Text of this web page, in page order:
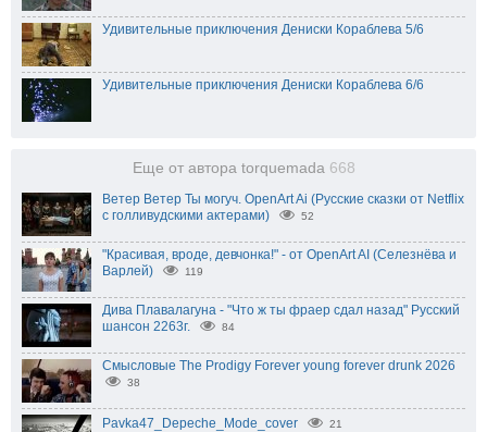
Удивительные приключения Дениски Кораблева 5/6
Удивительные приключения Дениски Кораблева 6/6
Еще от автора torquemada 668
Ветер Ветер Ты могуч. OpenArt Ai (Русские сказки от Netflix
с голливудскими актерами)
52
"Красивая, вроде, девчонка!" - от OpenArt AI (Селезнёва и
Варлей)
119
Дива Плавалагуна - "Что ж ты фраер сдал назад" Русский
шансон 2263г.
84
Смысловые The Prodigy Forever young forever drunk 2026
38
Pavka47_Depeche_Mode_cover 21